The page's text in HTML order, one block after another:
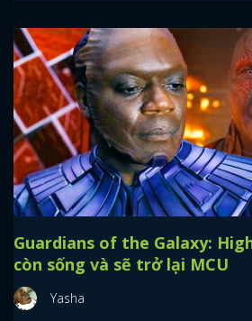
Guardians of the Galaxy:
còn sống và sẽ trở lại MCU
Yasha